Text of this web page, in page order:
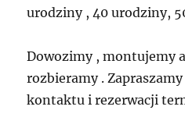
urodziny , 40 urodziny,
Dowozimy , montujemy
rozbieramy .
kontaktu i rezerwacji